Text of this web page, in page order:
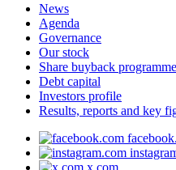
News
Agenda
Governance
Our stock
Share buyback programme
Debt capital
Investors profile
Results, reports and key
x.com